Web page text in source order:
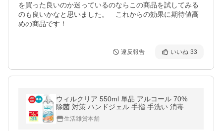
を買った良いのか迷っているのならこの商品を試してみる
のも良いかなと思いました。　これからの効果に期待値高
めの商品です！
違反報告 いいね 33
ウィルクリア 550ml 単品 アルコール 70%
除菌 対策 ハンドジェル 手指 手洗い 消毒 グ
ッズ ヒアルロン酸 エタノール 保湿 ポンプ式
大容量 ウィルス 感染対策
生活雑貨本舗